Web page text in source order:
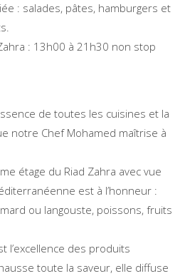
: salades, pâtes, hamburgers et
: 13h00 à 21h30 non stop
de toutes les cuisines et la
notre Chef Mohamed maîtrise à
étage du Riad Zahra avec vue
est à l’honneur :
ou langouste, poissons, fruits
l’excellence des produits
toute la saveur, elle diffuse